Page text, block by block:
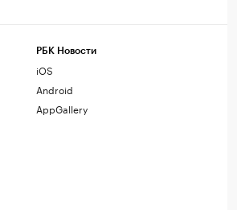
РБК Новости
iOS
Android
AppGallery